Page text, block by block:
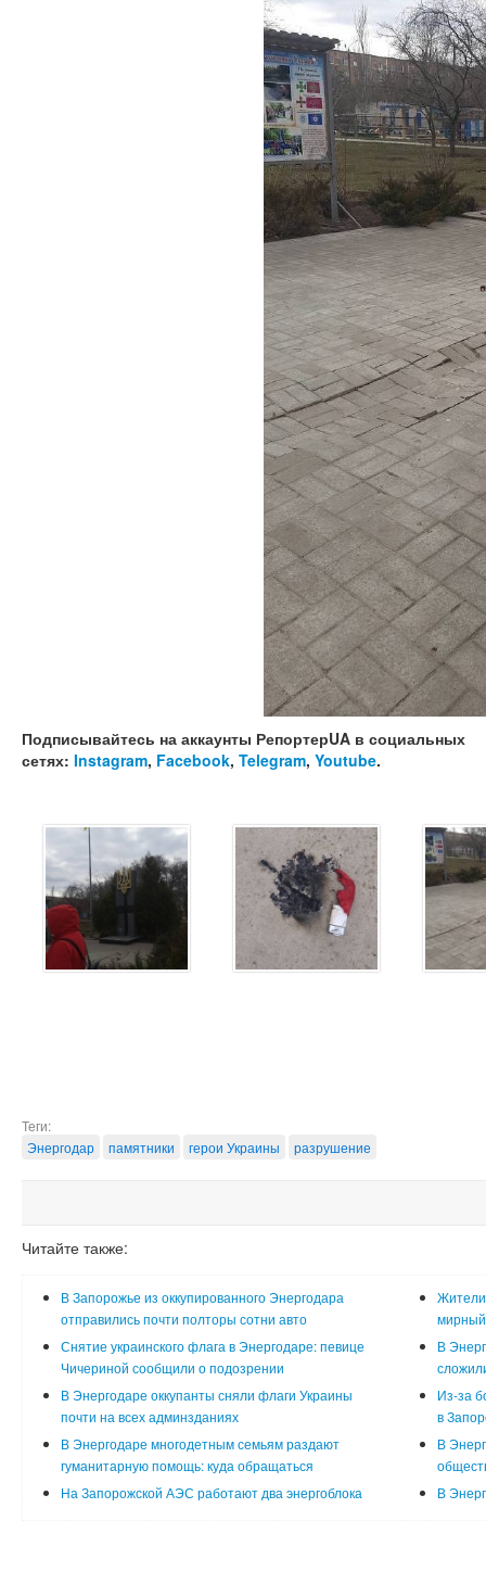
Подписывайтесь на аккаунты РепортерUA в социальных
сетях: Instagram, Facebook, Telegram, Youtube.
Теги:
Энергодар
памятники герои Украины разрушение
Читайте также:
В Запорожье из оккупированного Энергодара
отправились почти полторы сотни авто
Жители
мирный
Снятие украинского флага в Энергодаре: певице
Чичериной сообщили о подозрении
В
В Энергодаре оккупанты сняли флаги Украины
почти на всех админзданиях
Из-за
в
В Энергодаре многодетным семьям раздают
гуманитарную помощь: куда обращаться
В
На Запорожской АЭС работают два энергоблока
В